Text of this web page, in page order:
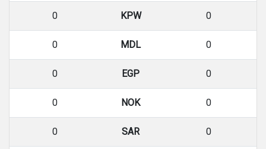
0 KPW 0
0 MDL 0
0 EGP 0
0 NOK 0
0 SAR 0